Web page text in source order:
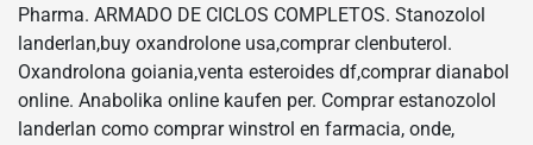
Pharma. ARMADO DE CICLOS COMPLETOS. Stanozolol
landerlan,buy oxandrolone usa,comprar clenbuterol.
Oxandrolona goiania,venta esteroides df,comprar dianabol
online. Anabolika online kaufen per. Comprar estanozolol
landerlan como comprar winstrol en farmacia, onde,